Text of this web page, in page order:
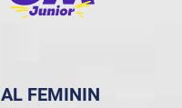
FEMININ